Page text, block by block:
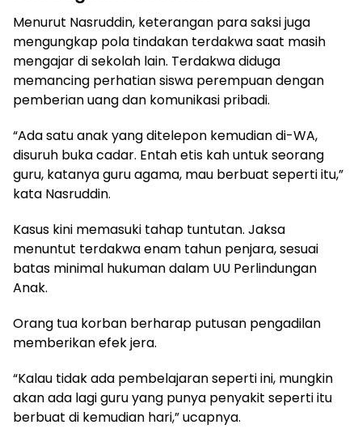
Menurut Nasruddin, keterangan para saksi juga
mengungkap pola tindakan terdakwa saat masih
mengajar di sekolah lain. Terdakwa diduga
memancing perhatian siswa perempuan dengan
pemberian uang dan komunikasi pribadi.
“Ada satu anak yang ditelepon kemudian di-WA,
disuruh buka cadar. Entah etis kah untuk seorang
guru, katanya guru agama, mau berbuat seperti itu,”
kata Nasruddin.
Kasus kini memasuki tahap tuntutan. Jaksa
menuntut terdakwa enam tahun penjara, sesuai
batas minimal hukuman dalam UU Perlindungan
Anak.
Orang tua korban berharap putusan pengadilan
memberikan efek jera.
“Kalau tidak ada pembelajaran seperti ini, mungkin
akan ada lagi guru yang punya penyakit seperti itu
berbuat di kemudian hari,” ucapnya.